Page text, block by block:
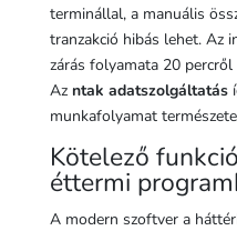
terminállal, a manuális
tranzakció hibás lehet. Az
zárás folyamata 20
Az ntak adatszolgáltatás
munkafolyamat
Kötelező
éttermi
A modern szoftver a